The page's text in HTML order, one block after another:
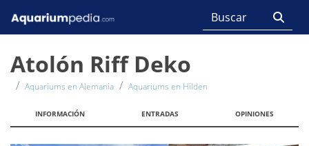
Atolón Riff Deko
Aquariums en Alemania Aquariums en Hilden
INFORMACIÓN ENTRADAS OPINIONES